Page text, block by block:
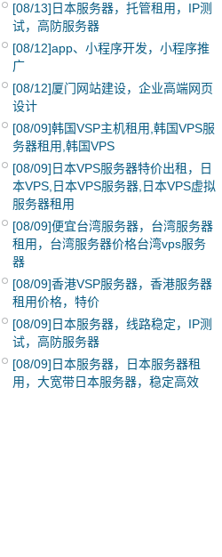
[08/13] 日本服务器，托管租用，IP测
试，高防服务器
[08/12]app、小程序开发，小程序推
广
[08/12]厦门网站建设，企业高端网页
设计
[08/09]韩国VSP主机租用,韩国VPS服
务器租用,韩国VPS
[08/09] 日本VPS服务器特价出租，日
本VPS,日本VPS服务器,日本VPS虚拟
服务器租用
[08/09]便宜台湾服务器，台湾服务器
租用，台湾服务器价格台湾vps服务
器
[08/09]香港VSP服务器，香港服务器
租用价格，特价
[08/09] 日本服务器，线路稳定，IP测
试，高防服务器
[08/09] 日本服务器，日本服务器租
用，大宽带日本服务器，稳定高效